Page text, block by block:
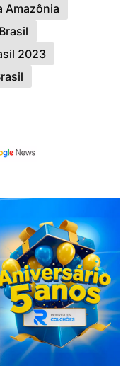
Amazônia
2023